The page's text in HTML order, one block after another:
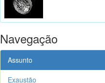
Navegação
Assunto
Exaustão